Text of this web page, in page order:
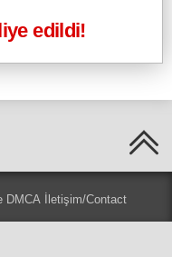
edildi!
DMCA İletişim/Contact